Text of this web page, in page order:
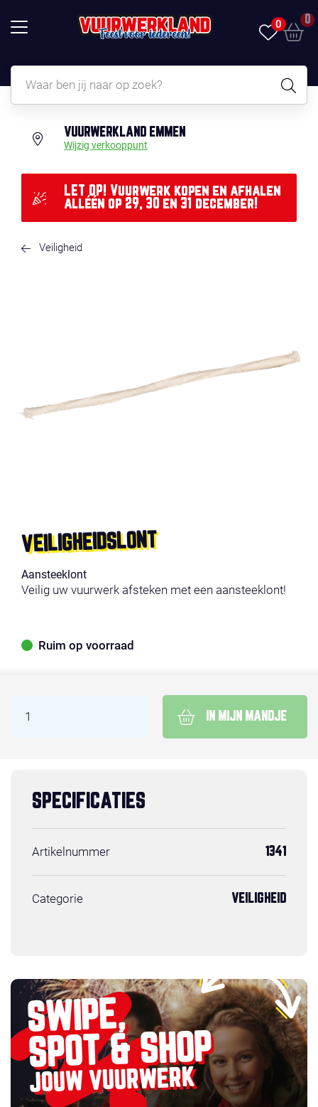
0 0
VUURWERKLAND EMMEN
Wijzig verkooppunt
LET OP! Vuurwerk kopen en afhalen
alléén op 29, 30 en 31 december!
Veiligheid
VEILIGHEIDSLONT
Aansteeklont
Veilig uw vuurwerk afsteken met een aansteeklont!
Ruim op voorraad
IN MIJN MANDJE
SPECIFICATIES
Artikelnummer 1341
Categorie VEILIGHEID
SWIPE,
SPOT & SHOP
JOUW VUURWERK